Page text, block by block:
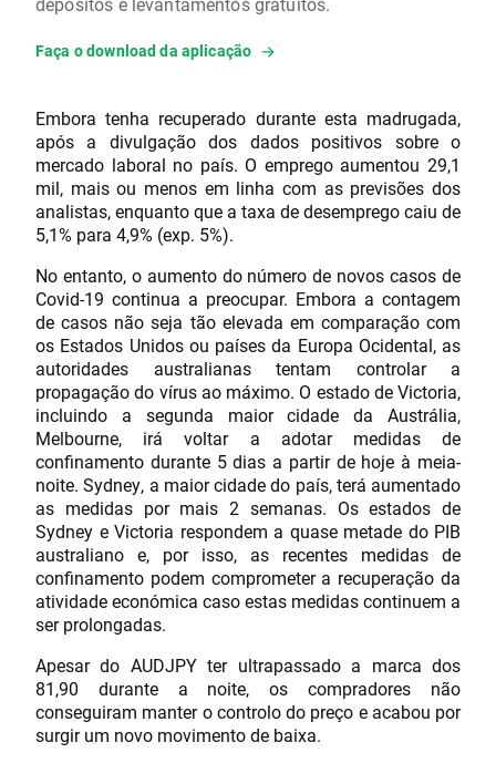
Faça o download da aplicação
Embora tenha recuperado durante esta madrugada,
após a divulgação dos dados positivos sobre o
mercado laboral no país. O emprego aumentou 29,1
mil, mais ou menos em linha com as previsões dos
analistas, enquanto que a taxa de desemprego caiu de
5,1% para 4,9% (exp. 5%).
No entanto, o aumento do número de novos casos de
Covid-19 continua a preocupar. Embora a contagem
de casos não seja tão elevada em comparação com
os Estados Unidos ou países da Europa Ocidental, as
autoridades australianas tentam controlar a
propagação do vírus ao máximo. O estado de Victoria,
incluindo a segunda maior cidade da Austrália,
Melbourne, irá voltar a adotar medidas de
confinamento durante 5 dias a partir de hoje à meia-
noite. Sydney, a maior cidade do país, terá aumentado
as medidas por mais 2 semanas. Os estados de
Sydney e Victoria respondem a quase metade do PIB
australiano e, por isso, as recentes medidas de
confinamento podem comprometer a recuperação da
atividade económica caso estas medidas continuem a
ser prolongadas.
Apesar do AUDJPY ter ultrapassado a marca dos
81,90 durante a noite, os compradores não
conseguiram manter o controlo do preço e acabou por
surgir um novo movimento de baixa.